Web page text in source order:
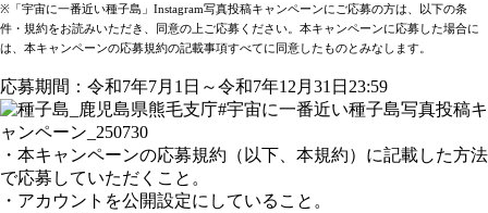
※「宇宙に一番近い種子島」Instagram写真投稿キャンペーンにご応募の方は、以下の条
件・規約をお読みいただき、同意の上ご応募ください。本キャンペーンに応募した場合に
は、本キャンペーンの応募規約の記載事項すべてに同意したものとみなします。
応募期間：令和7年7月1日～令和7年12月31日23:59
・本キャンペーンの応募規約（以下、本規約）に記載した方法
で応募していただくこと。
・アカウントを公開設定にしていること。